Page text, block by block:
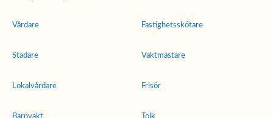
Vårdare
Städare
Lokalvårdare
Fastighetsskötare
Vaktmästare
Frisör